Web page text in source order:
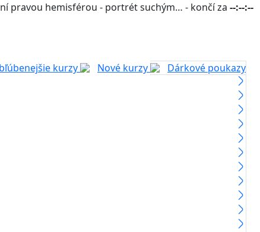
pravou hemisférou - portrét suchým… - končí za --:--:--
kurzy Nové kurzy
Dárkové poukazy